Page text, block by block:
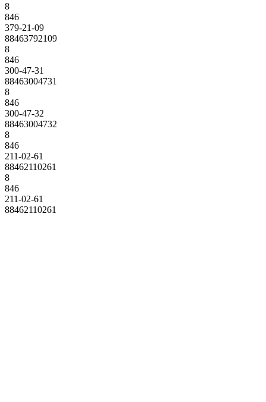
8
846
379-21-09
88463792109
8
846
300-47-31
88463004731
8
846
300-47-32
88463004732
8
846
211-02-61
88462110261
8
846
211-02-61
88462110261